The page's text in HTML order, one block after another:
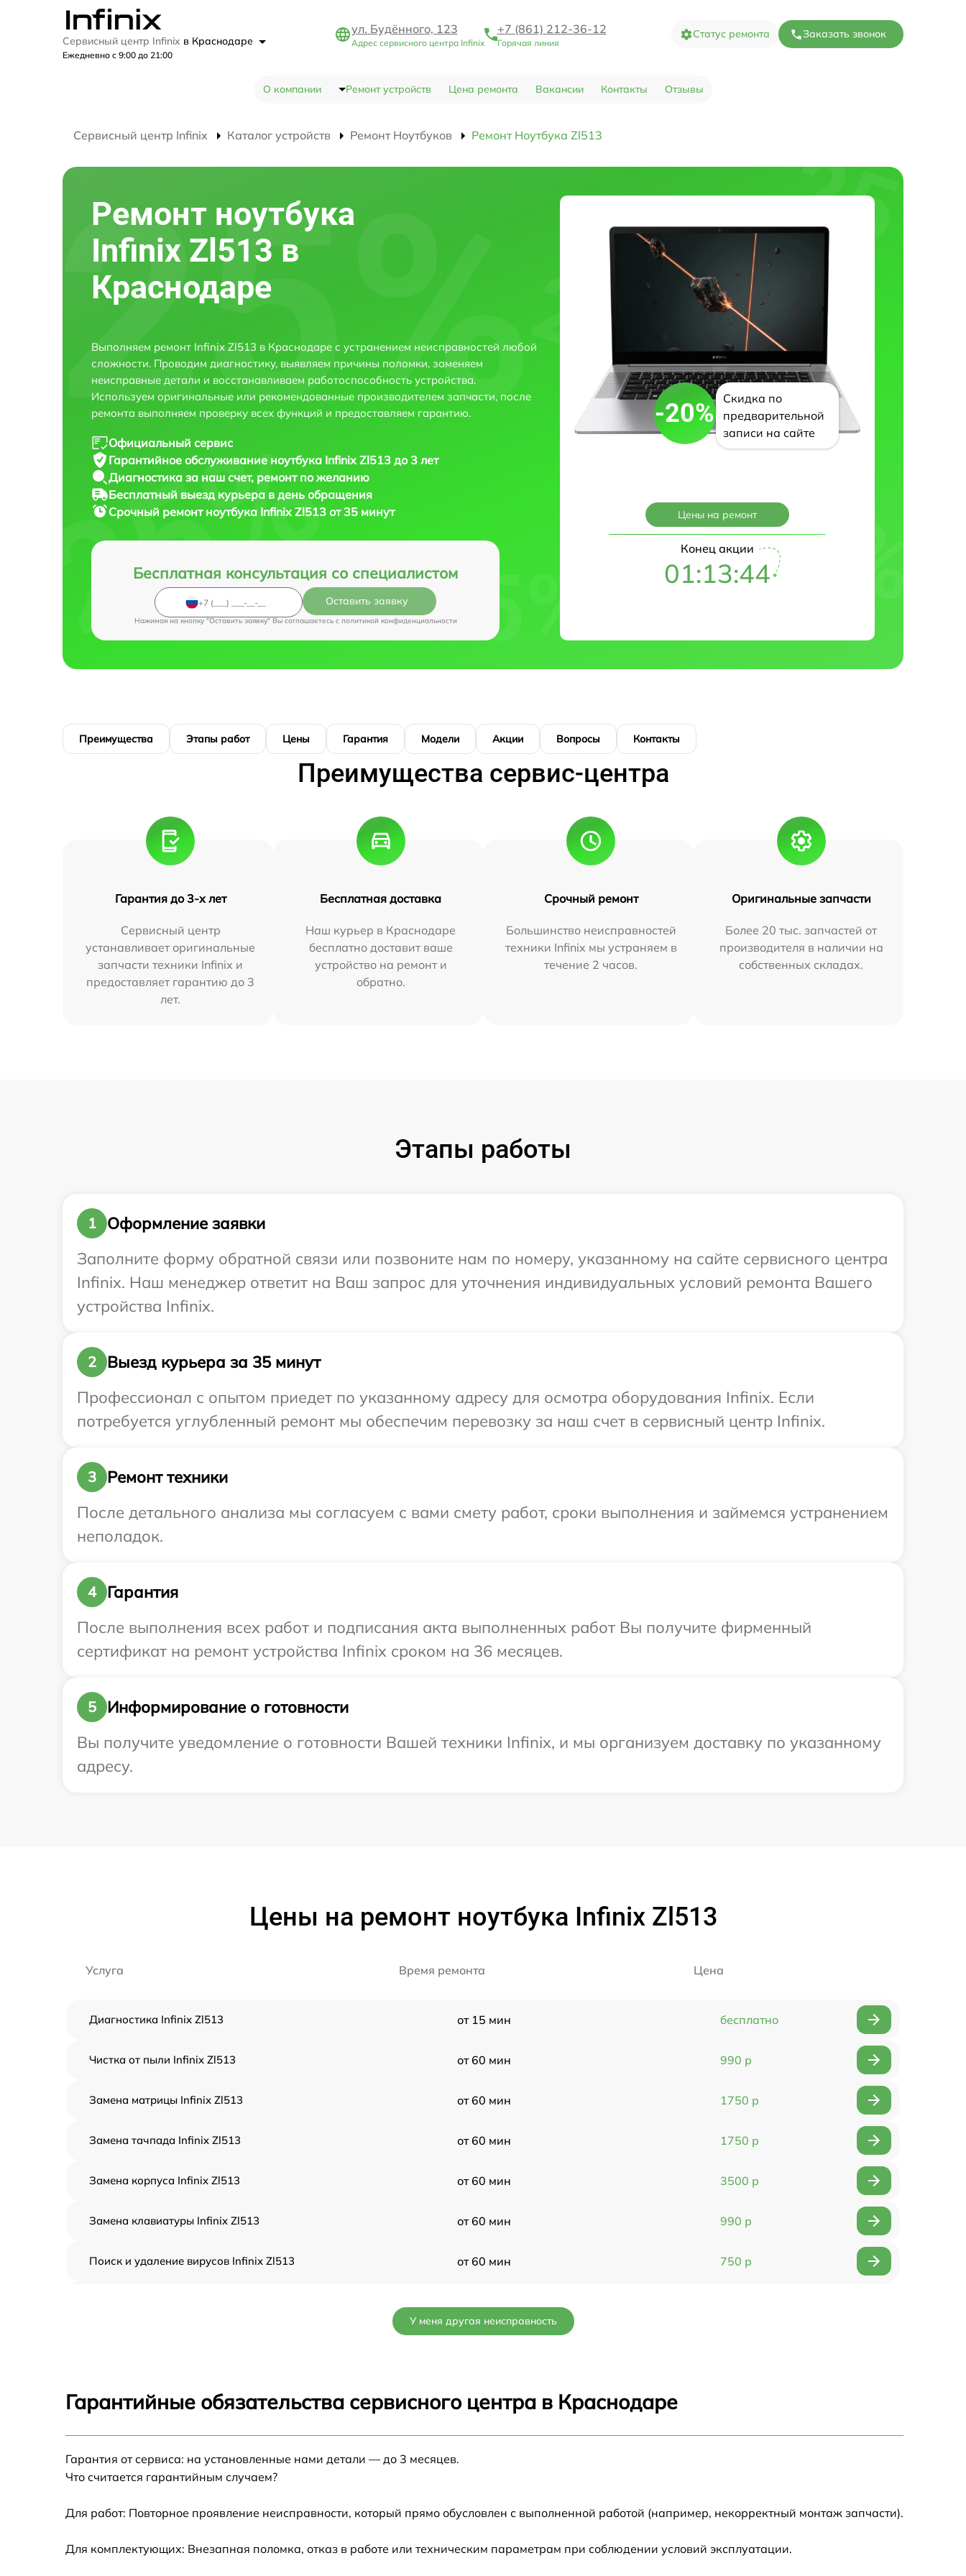
Сервисный центр Infinix в Краснодаре
Ежедневно с 9:00 до 21:00
ул. Будённого, 123
Адрес сервисного центра Infinix
+7 (861) 212-36-12
Горячая линия
Статус ремонта Заказать звонок
О компании Ремонт устройств Цена ремонта Вакансии Контакты Отзывы
Сервисный центр Infinix Каталог устройств Ремонт Ноутбуков Ремонт Ноутбука Zl513
Ремонт ноутбука
Infinix Zl513 в
Краснодаре
Выполняем ремонт Infinix Zl513 в Краснодаре с устранением неисправностей любой
сложности. Проводим диагностику, выявляем причины поломки, заменяем
неисправные детали и восстанавливаем работоспособность устройства.
Используем оригинальные или рекомендованные производителем запчасти, после
ремонта выполняем проверку всех функций и предоставляем гарантию.
Официальный сервис
Гарантийное обслуживание ноутбука Infinix Zl513 до 3 лет
Диагностика за наш счет, ремонт по желанию
Бесплатный выезд курьера в день обращения
Срочный ремонт ноутбука Infinix Zl513 от 35 минут
Бесплатная консультация со специалистом
Оставить заявку
Нажимая на кнопку "Оставить заявку" Вы соглашаетесь c политикой конфиденциальности
-20%
Скидка по
предварительной
записи на сайте
Цены на ремонт
Конец акции
01:13:43
Преимущества Этапы работ Цены Гарантия Модели Акции Вопросы Контакты
Преимущества сервис-центра
Гарантия до 3-х лет
Сервисный центр
устанавливает оригинальные
запчасти техники Infinix и
предоставляет гарантию до 3
лет.
Бесплатная доставка
Наш курьер в Краснодаре
бесплатно доставит ваше
устройство на ремонт и
обратно.
Срочный ремонт
Большинство неисправностей
техники Infinix мы устраняем в
течение 2 часов.
Оригинальные запчасти
Более 20 тыс. запчастей от
производителя в наличии на
собственных складах.
Этапы работы
1
Оформление заявки
Заполните форму обратной связи или позвоните нам по номеру, указанному на сайте сервисного центра
Infinix. Наш менеджер ответит на Ваш запрос для уточнения индивидуальных условий ремонта Вашего
устройства Infinix.
2
Выезд курьера за 35 минут
Профессионал с опытом приедет по указанному адресу для осмотра оборудования Infinix. Если
потребуется углубленный ремонт мы обеспечим перевозку за наш счет в сервисный центр Infinix.
3
Ремонт техники
После детального анализа мы согласуем с вами смету работ, сроки выполнения и займемся устранением
неполадок.
4
Гарантия
После выполнения всех работ и подписания акта выполненных работ Вы получите фирменный
сертификат на ремонт устройства Infinix сроком на 36 месяцев.
5
Информирование о готовности
Вы получите уведомление о готовности Вашей техники Infinix, и мы организуем доставку по указанному
адресу.
Цены на ремонт ноутбука Infinix Zl513
Услуга Время ремонта Цена
Диагностика Infinix Zl513 от 15 мин бесплатно
Чистка от пыли Infinix Zl513 от 60 мин 990 р
Замена матрицы Infinix Zl513 от 60 мин 1750 р
Замена тачпада Infinix Zl513 от 60 мин 1750 р
Замена корпуса Infinix Zl513 от 60 мин 3500 р
Замена клавиатуры Infinix Zl513 от 60 мин 990 р
Поиск и удаление вирусов Infinix Zl513 от 60 мин 750 р
Замена системы охлаждения Infinix Zl513 от 60 мин
Замена оперативной памяти Infinix Zl513 от 60 мин 1100 р
У меня другая неисправность
Гарантийные обязательства сервисного центра в Краснодаре
Гарантия от сервиса: на установленные нами детали — до 3 месяцев.
Что считается гарантийным случаем?
Для работ: Повторное проявление неисправности, который прямо обусловлен с выполненной работой (например, некорректный монтаж запчасти).
Для комплектующих: Внезапная поломка, отказ в работе или техническим параметрам при соблюдении условий эксплуатации.